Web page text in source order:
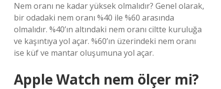
Nem oranı ne kadar yüksek olmalıdır? Genel olarak,
bir odadaki nem oranı %40 ile %60 arasında
olmalıdır. %40’ın altındaki nem oranı ciltte kuruluğa
ve kaşıntıya yol açar. %60’ın üzerindeki nem oranı
ise küf ve mantar oluşumuna yol açar.
Apple Watch nem ölçer mi?